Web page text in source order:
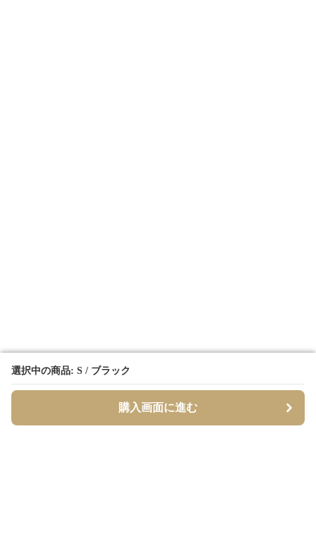
選択中の商品: S / ブラック
購入画面に進む
選択中の商品: S / ブラック
購入画面に進む